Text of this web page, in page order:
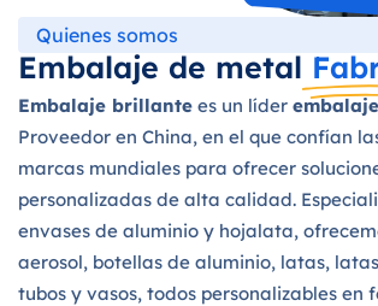
Quienes somos
Embalaje de metal
Embalaje brillante es un líder
Proveedor en China, en el que confían
marcas mundiales para ofrecer
personalizadas de alta calidad.
envases de aluminio y hojalata,
aerosol, botellas de aluminio, latas,
tubos y vasos, todos personalizables en